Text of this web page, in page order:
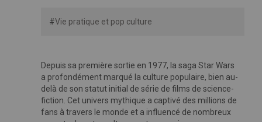
#Vie pratique et pop culture
Depuis sa première sortie en 1977, la saga Star Wars
a profondément marqué la culture populaire, bien au-
delà de son statut initial de série de films de science-
fiction. Cet univers mythique a captivé des millions de
fans à travers le monde et a influencé de nombreux